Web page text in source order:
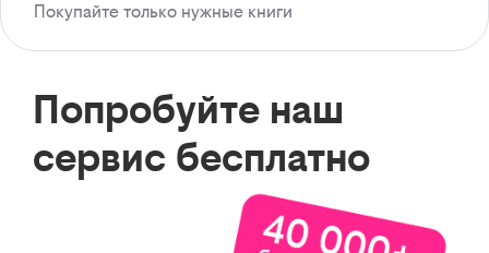
Покупайте только нужные книги
Попробуйте наш
сервис бесплатно